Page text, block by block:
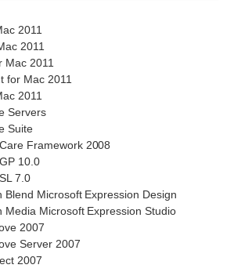
2011
2011
Mac 2011
for Mac 2011
2011
Servers
Suite
Framework 2008
10.0
7.0
Blend Microsoft Expression Design
Media Microsoft Expression Studio
2007
Server 2007
2007